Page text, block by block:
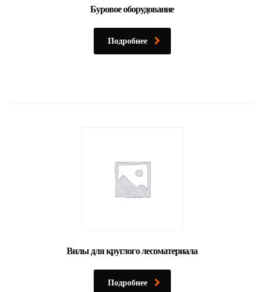
Буровое оборудование
Подробнее
Вилы для круглого лесоматериала
Подробнее